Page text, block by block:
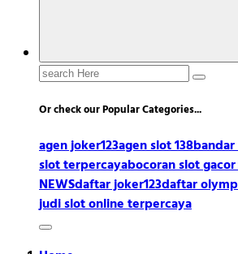
Search
Or check our Popular Categories...
agen joker123agen slot 138
slot terpercayabocoran slot
NEWSdaftar joker123daftar
judi slot online terpercaya